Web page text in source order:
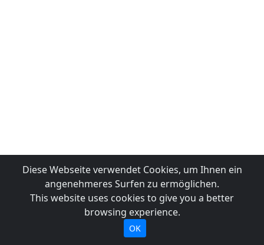
Diese Webseite verwendet Cookies, um Ihnen ein
angenehmeres Surfen zu ermöglichen.
This website uses cookies to give you a better
browsing experience.
OK